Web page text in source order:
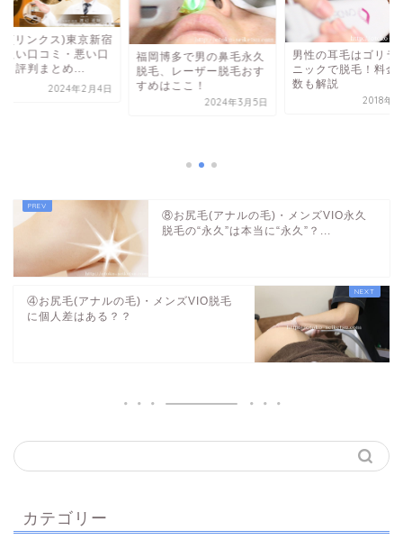
リンクス)東京新宿
良い口コミ・悪い口
・評判まとめ...
2024年2月4日
福岡博多で男の鼻毛永久
脱毛、レーザー脱毛おす
すめはここ！
2024年3月5日
男性の耳毛はゴリラ
ニックで脱毛！料金
数も解説
2018年4
⑧お尻毛(アナルの毛)・メンズVIO永久
脱毛の“永久”は本当に“永久”？...
④お尻毛(アナルの毛)・メンズVIO脱毛
に個人差はある？？
カテゴリー